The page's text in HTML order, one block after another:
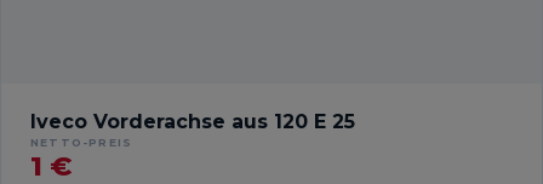
Iveco Vorderachse aus 120 E 25
NETTO-PREIS
1 €